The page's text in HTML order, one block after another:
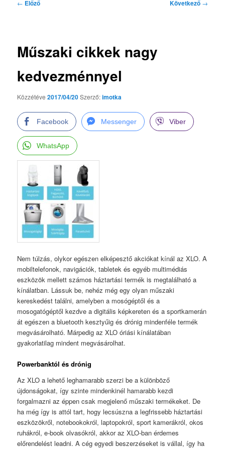
← Előző Következő →
Műszaki cikkek nagy
kedvezménnyel
Közzétéve2017/04/20Szerző:imotka
Facebook Messenger Viber
WhatsApp
Nem túlzás, olykor egészen elképesztő akciókat kínál az XLO. A
mobiltelefonok, navigációk, tabletek és egyéb multimédiás
eszközök mellett számos háztartási termék is megtalálható a
kínálatban. Lássuk be, nehéz még egy olyan műszaki
kereskedést találni, amelyben a mosógéptől és a
mosogatógéptől kezdve a digitális képkereten és a sportkamerán
át egészen a bluetooth kesztyűig és drónig mindenféle termék
megvásárolható. Márpedig az XLO óriási kínálatában
gyakorlatilag mindent megvásárolhat.
Powerbanktól és drónig
Az XLO a lehető leghamarabb szerzi be a különböző
újdonságokat, így szinte mindenkinél hamarabb kezdi
forgalmazni az éppen csak megjelenő műszaki termékeket. De
ha még így is attól tart, hogy lecsúszna a legfrissebb háztartási
eszközökről, notebookokról, laptopokról, sport kamerákról, okos
ruhákról, e-book olvasókról, akkor az XLO-ban érdemes
előrendelést leadni. A cég egyedi beszerzéseket is vállal, így ha